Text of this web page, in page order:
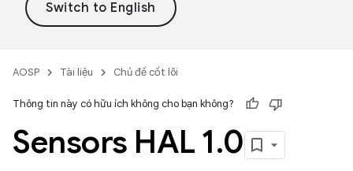
AOSP Tài liệu Chủ đề cốt lõi
Thông tin này có hữu ích không cho bạn không?
Sensors HAL 1.0